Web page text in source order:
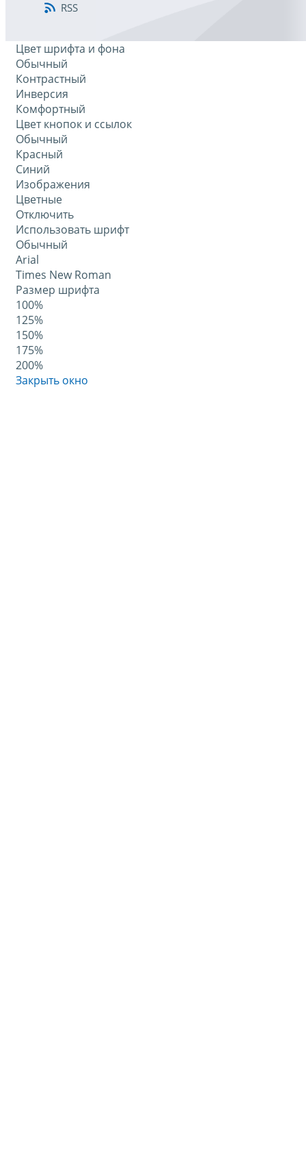
RSS
Цвет шрифта и фона
Обычный
Контрастный
Инверсия
Комфортный
Цвет кнопок и ссылок
Обычный
Красный
Синий
Изображения
Цветные
Отключить
Использовать шрифт
Обычный
Arial
Times New Roman
Размер шрифта
100%
125%
150%
175%
200%
Закрыть окно